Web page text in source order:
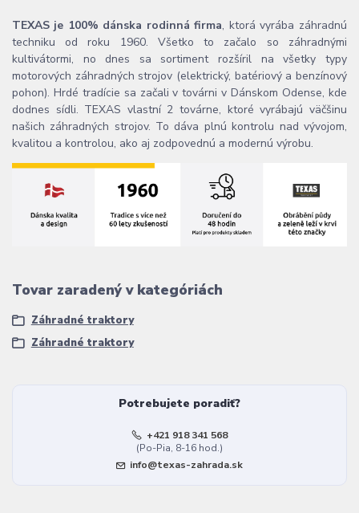
TEXAS je 100% dánska rodinná firma, ktorá vyrába záhradnú
techniku od roku 1960. Všetko to začalo so záhradnými
kultivátormi, no dnes sa sortiment rozšíril na všetky typy
motorových záhradných strojov (elektrický, batériový a benzínový
pohon). Hrdé tradície sa začali v továrni v Dánskom Odense, kde
dodnes sídli. TEXAS vlastní 2 továrne, ktoré vyrábajú väčšinu
našich záhradných strojov. To dáva plnú kontrolu nad vývojom,
kvalitou a kontrolou, ako aj zodpovednú a modernú výrobu.
Tovar zaradený v kategóriách
Záhradné traktory
Záhradné traktory
Potrebujete poradiť?
+421 918 341 568
(Po-Pia, 8-16 hod.)
info@texas-zahrada.sk